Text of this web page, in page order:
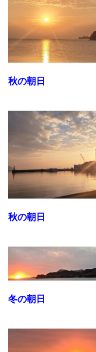
秋の朝日
秋の朝日
冬の朝日